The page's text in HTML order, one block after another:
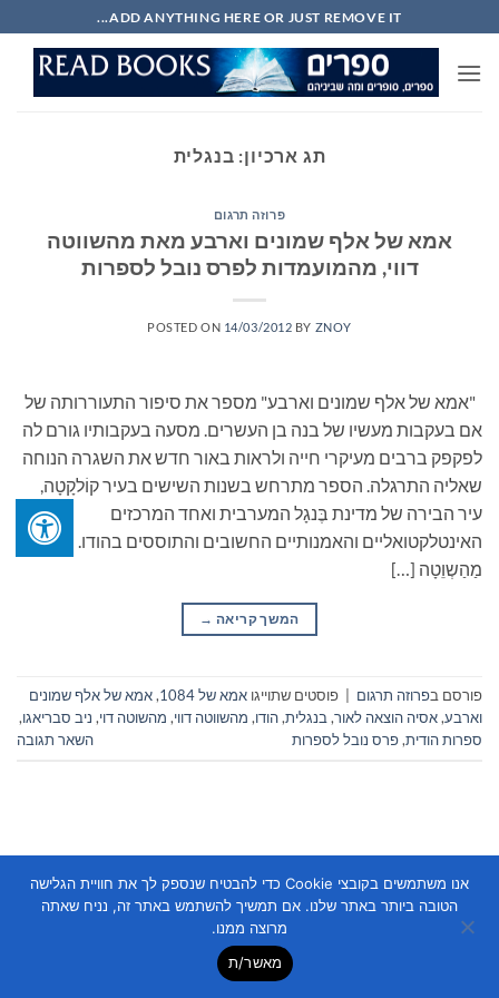
to
content
ADD ANYTHING HERE OR JUST REMOVE IT...
תג ארכיון: בנגלית
פרוזה תרגום
אמא של אלף שמונים וארבע מאת מהשווטה
דווי, מהמועמדות לפרס נובל לספרות
POSTED ON 14/03/2012 BY ZNOY
"אמא של אלף שמונים וארבע" מספר את סיפור התעוררותה של
אם בעקבות מעשיו של בנה בן העשרים. מסעה בעקבותיו גורם לה
לפקפק ברבים מעיקרי חייה ולראות באור חדש את השגרה הנוחה
שאליה התרגלה. הספר מתרחש בשנות השישים בעיר קוֹלקָטָה,
עיר הבירה של מדינת בֶּנגָל המערבית ואחד המרכזים
האינטלקטואליים והאמנותיים החשובים והתוססים בהודו.
מַהַשְוֵטָה […]
המשך קריאה →
פורסם בפרוזה תרגום פוסטים שתוייגו אמא של 1084 ,אמא של אלף שמונים
וארבע,אסיה הוצאה לאור, בנגלית,הודו, מהשווטה דווי, מהשוטה דוי, ניב סבריאגו,
ספרות הודית,פרס נובל לספרות השאר תגובה
Copyright 2026 ©
אנו משתמשים בקובצי Cookie כדי להבטיח שנספק לך את חוויית הגלישה
הטובה ביותר באתר שלנו. אם תמשיך להשתמש באתר זה, נניח שאתה
מרוצה ממנו.
מאשר/ת